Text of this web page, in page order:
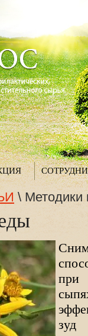
\
при
зуд